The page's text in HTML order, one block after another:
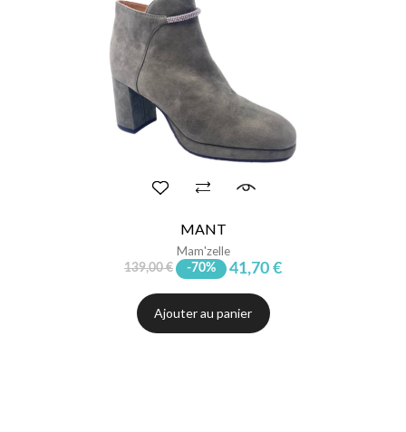
MANT
Mam'zelle
139,00 € -70% 41,70 €
Ajouter au panier